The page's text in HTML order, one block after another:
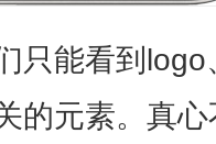
只能看到
的元素。真